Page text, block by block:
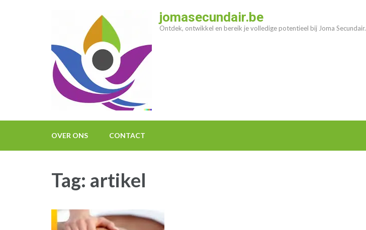
jomasecundair.be
Ontdek, ontwikkel en bereik je volledige potentieel bij Joma Secundair.
OVER ONS CONTACT
Tag: artikel